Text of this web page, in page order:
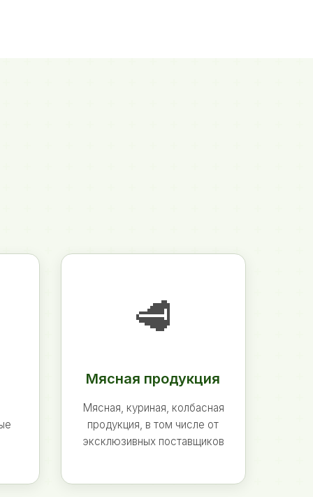
🥩
Мясная продукция
Мясная, куриная, колбасная
продукция, в том числе от
эксклюзивных поставщиков